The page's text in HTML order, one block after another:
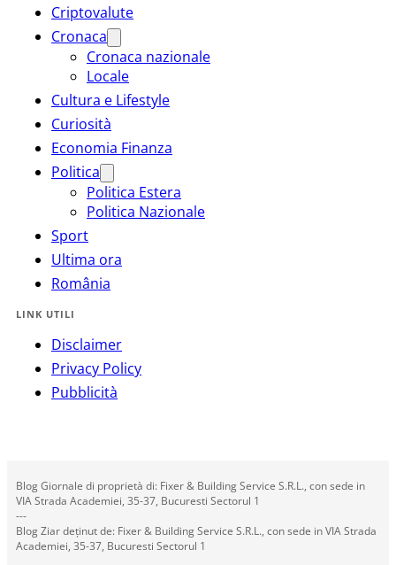
Criptovalute
Cronaca
Cronaca nazionale
Locale
Cultura e Lifestyle
Curiosità
Economia Finanza
Politica
Politica Estera
Politica Nazionale
Sport
Ultima ora
România
LINK UTILI
Disclaimer
Privacy Policy
Pubblicità
Blog Giornale di proprietà di: Fixer & Building Service S.R.L., con sede in
VIA Strada Academiei, 35-37, Bucuresti Sectorul 1
---
Blog Ziar deținut de: Fixer & Building Service S.R.L., con sede in VIA Strada
Academiei, 35-37, Bucuresti Sectorul 1